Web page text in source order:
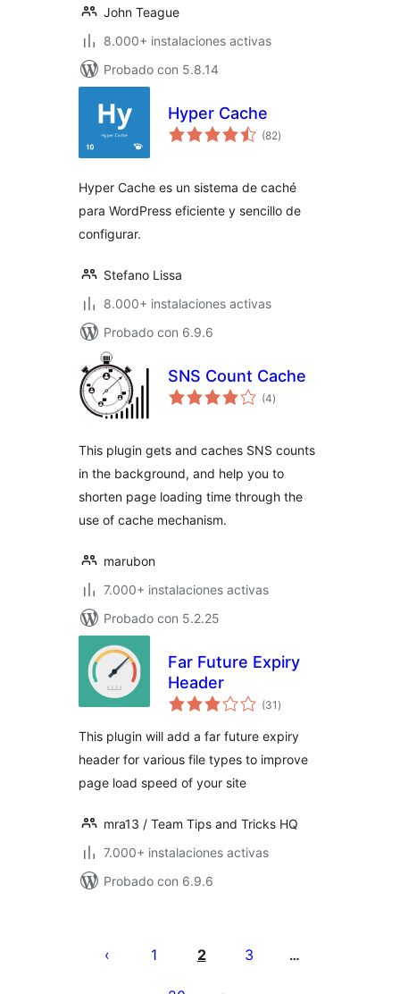
John Teague
8.000+ instalaciones activas
Probado con 5.8.14
Hyper Cache
(82valoraciones
en
)
Hyper Cache es un sistema de caché
para WordPress eficiente y sencillo de
configurar.
Stefano Lissa
8.000+ instalaciones activas
Probado con 6.9.6
SNS Count Cache
(4valoraciones
en
)
This plugin gets and caches SNS counts
in the background, and help you to
shorten page loading time through the
use of cache mechanism.
marubon
7.000+ instalaciones activas
Probado con 5.2.25
Far Future Expiry
Header
(31 valoraciones
en
)
This plugin will add a far future expiry
header for various file types to improve
page load speed of your site
mra13 / Team Tips and Tricks HQ
7.000+ instalaciones activas
Probado con 6.9.6
1 2 3 …